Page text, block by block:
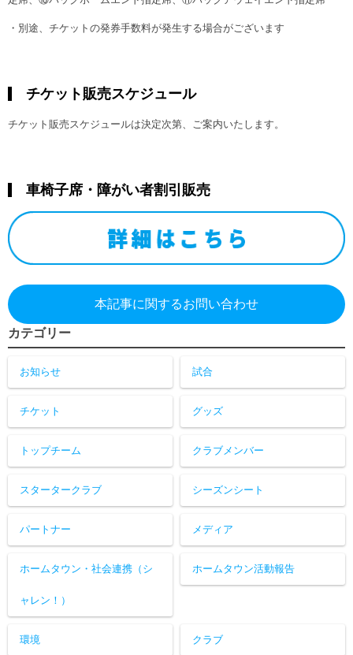
・別途、チケットの発券手数料が発生する場合がございます
チケット販売スケジュール
チケット販売スケジュールは決定次第、ご案内いたします。
車椅子席・障がい者割引販売
本記事に関するお問い合わせ
カテゴリー
お知らせ 試合
チケット グッズ
トップチーム クラブメンバー
スタータークラブ シーズンシート
パートナー メディア
ホームタウン・社会連携（シ
ャレン！）
ホームタウン活動報告
環境 クラブ